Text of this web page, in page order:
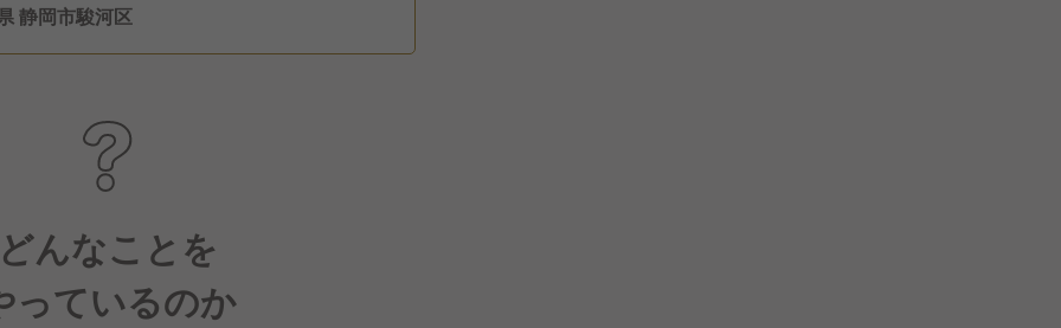
の付与日数となります） 特別休暇（慶弔/産
･育児/公傷/災害/介護）有 年間休日日数121
静岡市駿河区
んなことを
っているのか